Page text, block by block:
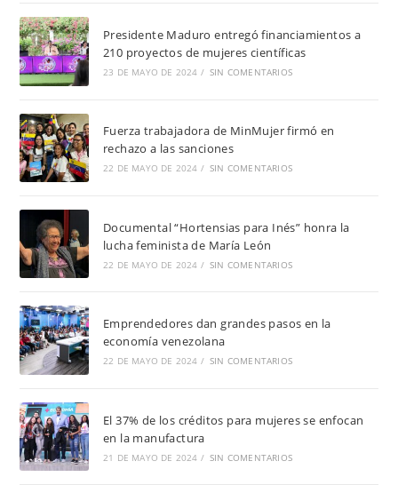
Presidente Maduro entregó financiamientos a
210 proyectos de mujeres científicas
23 DE MAYO DE 2024 / SIN COMENTARIOS
Fuerza trabajadora de MinMujer firmó en
rechazo a las sanciones
22 DE MAYO DE 2024 / SIN COMENTARIOS
Documental “Hortensias para Inés” honra la
lucha feminista de María León
22 DE MAYO DE 2024 / SIN COMENTARIOS
Emprendedores dan grandes pasos en la
economía venezolana
22 DE MAYO DE 2024 / SIN COMENTARIOS
El 37% de los créditos para mujeres se enfocan
en la manufactura
21 DE MAYO DE 2024 / SIN COMENTARIOS